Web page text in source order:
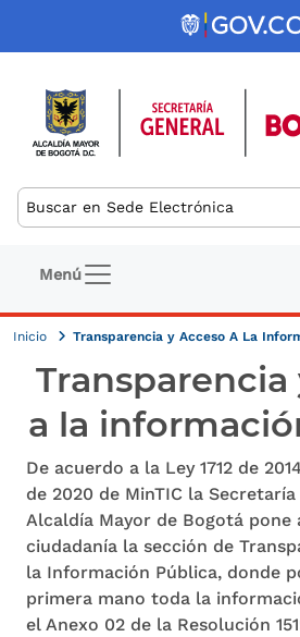
Pasar al contenido principal
Buscar
Navegación principal
Menú
Inicio Transparencia y Acceso A La
Transparencia
a la
De acuerdo a la Ley 1712 de
de 2020 de MinTIC la
Alcaldía Mayor de Bogotá pone
ciudadanía la sección de
la Información Pública, donde
primera mano toda la
el Anexo 02 de la Resolución